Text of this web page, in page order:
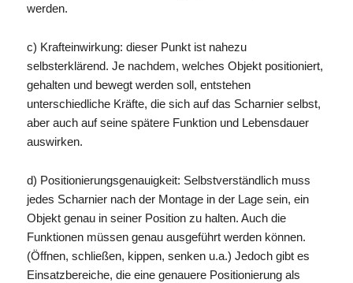
werden.
c) Krafteinwirkung: dieser Punkt ist nahezu
selbsterklärend. Je nachdem, welches Objekt positioniert,
gehalten und bewegt werden soll, entstehen
unterschiedliche Kräfte, die sich auf das Scharnier selbst,
aber auch auf seine spätere Funktion und Lebensdauer
auswirken.
d) Positionierungsgenauigkeit: Selbstverständlich muss
jedes Scharnier nach der Montage in der Lage sein, ein
Objekt genau in seiner Position zu halten. Auch die
Funktionen müssen genau ausgeführt werden können.
(Öffnen, schließen, kippen, senken u.a.) Jedoch gibt es
Einsatzbereiche, die eine genauere Positionierung als